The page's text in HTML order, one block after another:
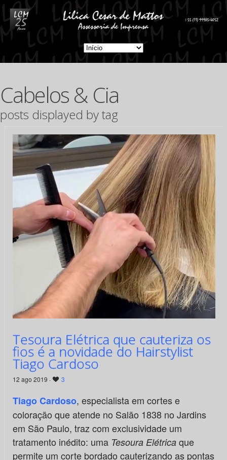
Cabelos & Cia
posts displayed by tag
Tesoura Elétrica que cauteriza os
fios é a novidade do Hairstylist
Tiago Cardoso
12 ago 2019 · 3
Tiago Cardoso, especialista em cortes e
coloração que atende no Salão 1838 no Jardins
em São Paulo, traz com exclusividade um
tratamento inédito: uma Tesoura Elétricaque
permite um corte bordado cauterizando as pontas